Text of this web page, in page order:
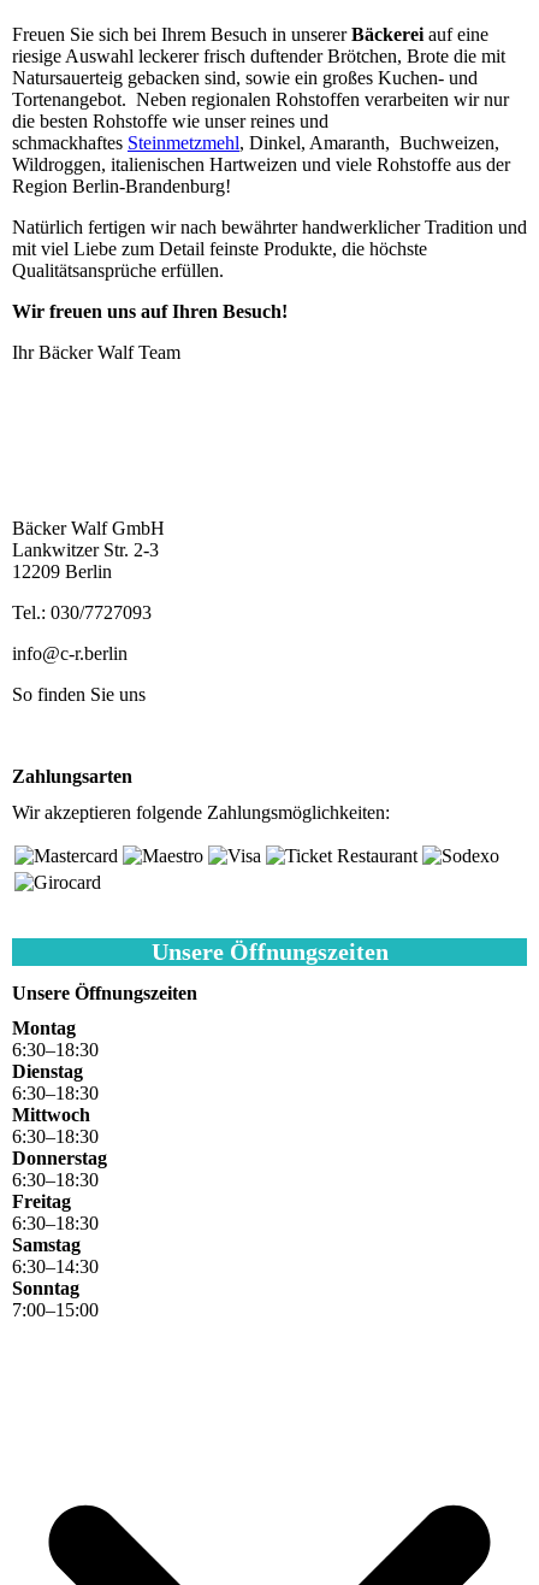
Freuen Sie sich bei Ihrem Besuch in unsererBäckereiauf eine
riesige Auswahl leckerer frisch duftender Brötchen, Brote die mit
Natursauerteig gebacken sind, sowie ein großes Kuchen- und
Tortenangebot. Neben regionalen Rohstoffen verarbeiten wir nur
die besten Rohstoffe wie unser reines und
schmackhaftes Steinmetzmehl, Dinkel, Amaranth, Buchweizen,
Wildroggen, italienischen Hartweizen und viele Rohstoffe aus der
Region Berlin-Brandenburg!
Natürlich fertigen wir nach bewährter handwerklicher Tradition und
mit viel Liebe zum Detail feinste Produkte, die höchste
Qualitätsansprüche erfüllen.
Wir freuen uns auf Ihren Besuch!
Ihr Bäcker Walf Team
Bäcker Walf GmbH
Lankwitzer Str. 2-3
12209 Berlin
Tel.: 030/7727093
info@c-r.berlin
So finden Sie uns
Zahlungsarten
Wir akzeptieren folgende Zahlungsmöglichkeiten:
Unsere Öffnungszeiten
Unsere Öffnungszeiten
Montag
6:30–18:30
Dienstag
6:30–18:30
Mittwoch
6:30–18:30
Donnerstag
6:30–18:30
Freitag
6:30–18:30
Samstag
6:30–14:30
Sonntag
7:00–15:00